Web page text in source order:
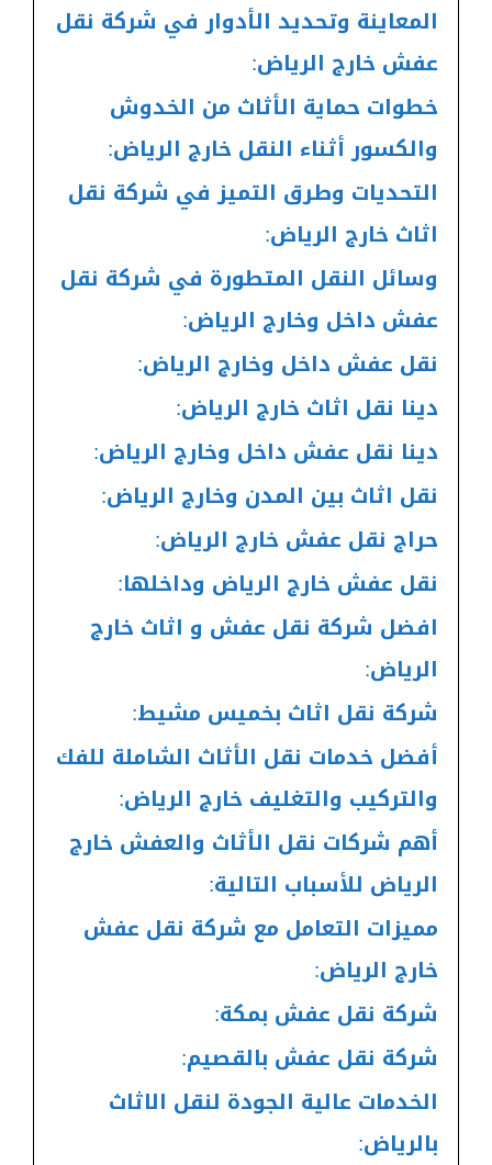
المعاينة وتحديد الأدوار في شركة نقل
عفش خارج الرياض:
خطوات حماية الأثاث من الخدوش
والكسور أثناء النقل خارج الرياض:
التحديات وطرق التميز في شركة نقل
اثاث خارج الرياض:
وسائل النقل المتطورة في شركة نقل
عفش داخل وخارج الرياض:
نقل عفش داخل وخارج الرياض:
دينا نقل اثاث خارج الرياض:
دينا نقل عفش داخل وخارج الرياض:
نقل اثاث بين المدن وخارج الرياض:
حراج نقل عفش خارج الرياض:
نقل عفش خارج الرياض وداخلها:
افضل شركة نقل عفش و اثاث خارج
الرياض:
شركة نقل اثاث بخميس مشيط:
أفضل خدمات نقل الأثاث الشاملة للفك
والتركيب والتغليف خارج الرياض:
أهم شركات نقل الأثاث والعفش خارج
الرياض للأسباب التالية:
مميزات التعامل مع شركة نقل عفش
خارج الرياض:
شركة نقل عفش بمكة:
شركة نقل عفش بالقصيم:
الخدمات عالية الجودة لنقل الاثاث
بالرياض: